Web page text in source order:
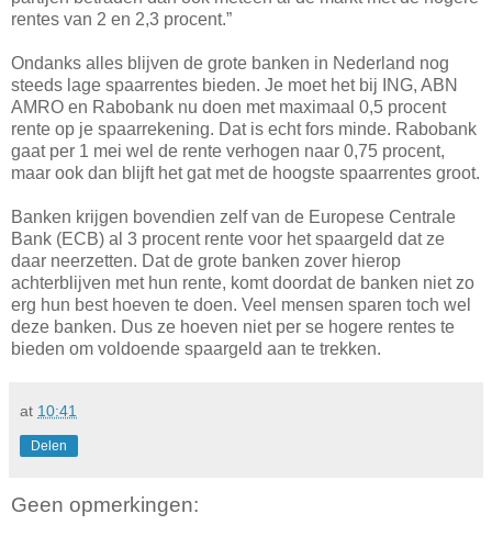
rentes van 2 en 2,3 procent.”
Ondanks alles blijven de grote banken in Nederland nog
steeds lage spaarrentes bieden. Je moet het bij ING, ABN
AMRO en Rabobank nu doen met maximaal 0,5 procent
rente op je spaarrekening. Dat is echt fors minde. Rabobank
gaat per 1 mei wel de rente verhogen naar 0,75 procent,
maar ook dan blijft het gat met de hoogste spaarrentes groot.
Banken krijgen bovendien zelf van de Europese Centrale
Bank (ECB) al 3 procent rente voor het spaargeld dat ze
daar neerzetten. Dat de grote banken zover hierop
achterblijven met hun rente, komt doordat de banken niet zo
erg hun best hoeven te doen. Veel mensen sparen toch wel
deze banken. Dus ze hoeven niet per se hogere rentes te
bieden om voldoende spaargeld aan te trekken.
at 10:41
Delen
Geen opmerkingen: